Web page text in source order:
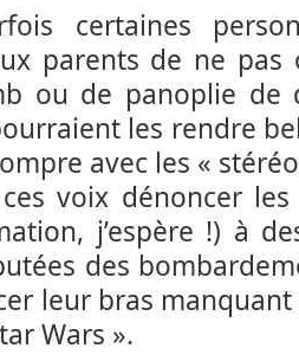
certaines
parents de ne
ou de panoplie de
les rendre
avec les «
voix dénoncer
j’espère !) à
des
leur bras
Wars ».